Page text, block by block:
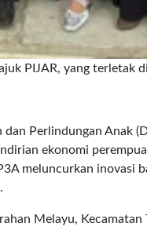
PIJAR, yang terletak
Perlindungan Anak
ekonomi
meluncurkan inovasi
.
Melayu,